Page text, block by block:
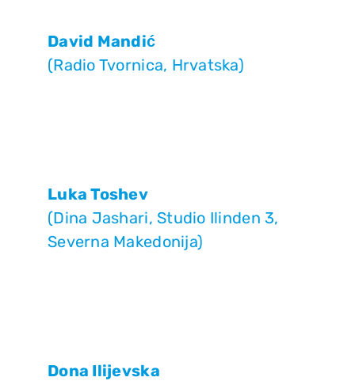
David Mandić
(Radio Tvornica, Hrvatska)
Luka Toshev
(Dina Jashari, Studio Ilinden 3,
Severna Makedonija)
Dona Ilijevska